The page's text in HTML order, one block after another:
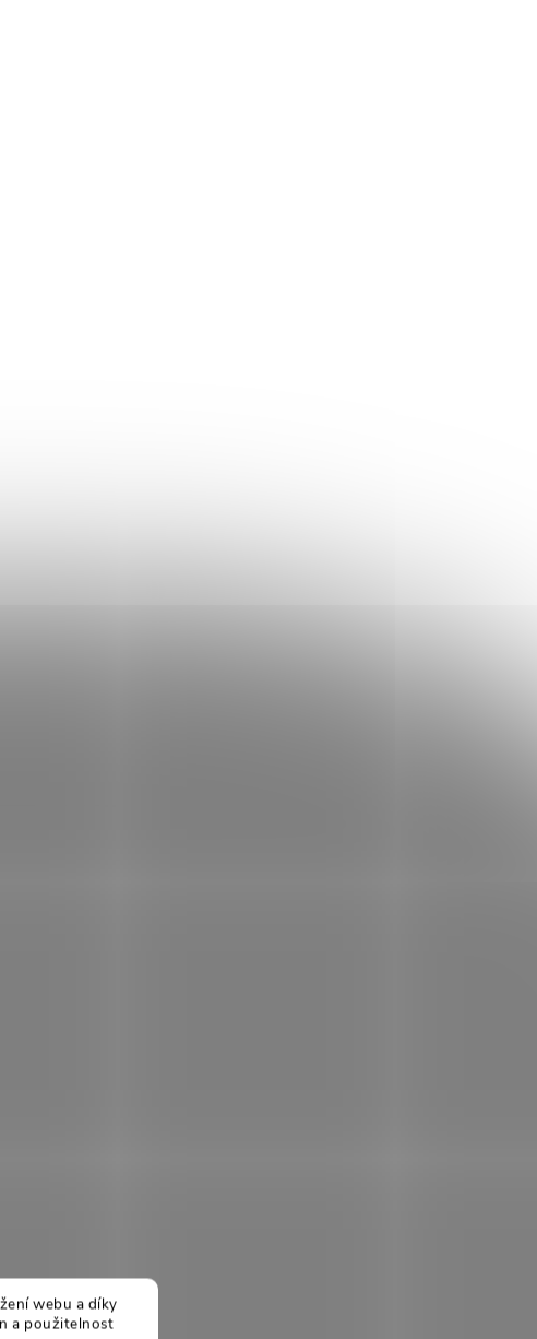
webu a díky
a použitelnost